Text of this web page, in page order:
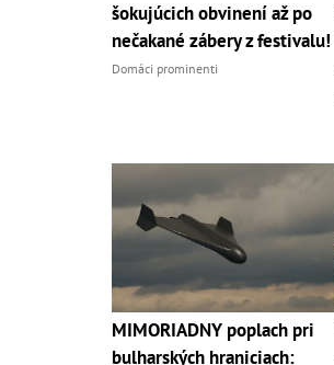
šokujúcich obvinení až po
nečakané zábery z festivalu!
Domáci prominenti
MIMORIADNY poplach pri
bulharských hraniciach: